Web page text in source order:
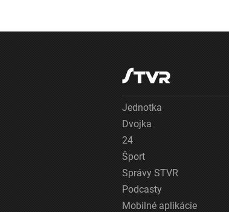
Jednotka
Dvojka
24
Šport
Správy STVR
Podcasty
Mobilné aplikácie